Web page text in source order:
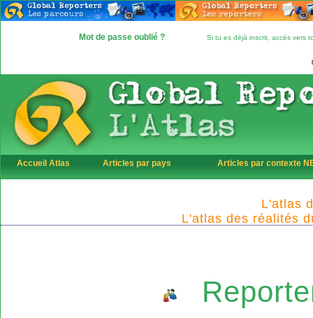
Mot de passe oublié ? Si tu es déjà inscrit, accès vers
Accueil Atlas Articles par pays Articles par contexte
L'atlas
L'atlas des réalités